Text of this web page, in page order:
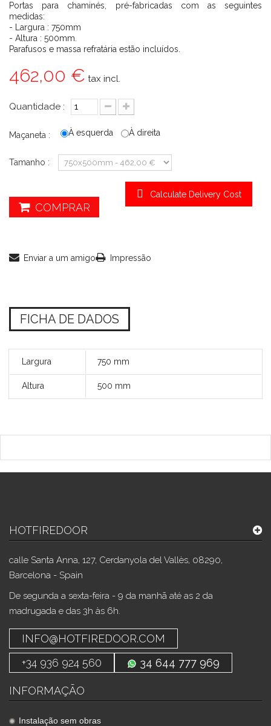
Portas para chaminés, pré-fabricadas com as seguintes
medidas:
- Largura : 750mm
- Altura : 500mm.
Parafusos e massa refratária estão incluídos.
462,00 € tax incl.
Quantidade :
Maçaneta : À esquerda À direita
Tamanho :
Calculate Delivery Cost
COMPRAR
Enviar a um amigo Impressão
FICHA DE DADOS
Largura 750 mm
Altura 500 mm
HOTFIREDOOR
calle Santa Anna, 127, Cerdanyola del Vallès, 08290,
Barcelona - Spain
De segunda a sexta-feira - 9 da manhã até as 2 da
madrugada e das 3h às 6h.
INFO@HOTFIREDOOR.COM
+34 936 924 560
34 644 777 969
INFORMAÇÃO
Instalação sem obras